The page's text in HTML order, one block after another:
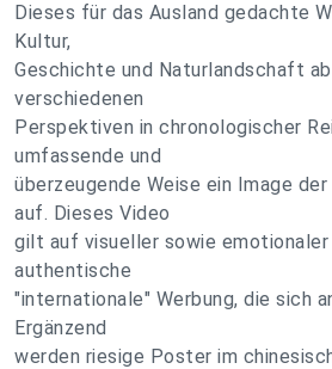
Dieses für das Ausland gedachte
Kultur,
Geschichte und Naturlandschaft
verschiedenen
Perspektiven in chronologischer
umfassende und
überzeugende Weise ein Image
auf. Dieses Video
gilt auf visueller sowie emotionaler
authentische
"internationale" Werbung, die sich
Ergänzend
werden riesige Poster im